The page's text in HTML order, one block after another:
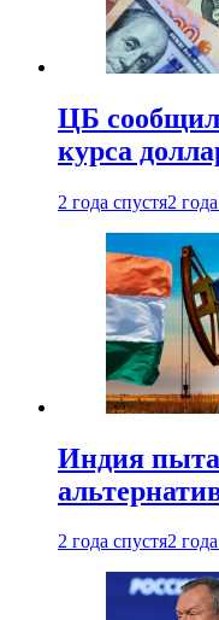
ЦБ
курса
2 года спустя2
Индия
2 года спустя2